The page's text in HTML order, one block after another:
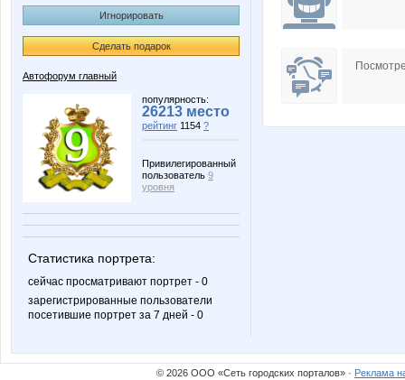
Игнорировать
Сделать подарок
Автофорум главный
популярность:
26213 место
рейтинг 1154 ?
Привилегированный
пользователь 9
уровня
Статистика портрета:
сейчас просматривают портрет - 0
зарегистрированные пользователи
посетившие портрет за 7 дней - 0
© 2026 ООО «Сеть городских порталов» · Реклама